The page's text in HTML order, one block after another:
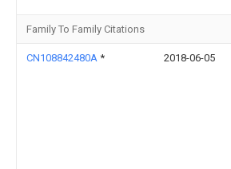
Family To Family Citations
CN108842480A * 2018-06-05